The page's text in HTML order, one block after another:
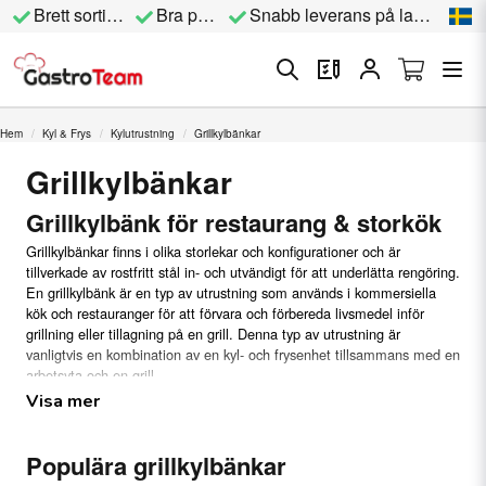
Brett sortiment Bra priser Snabb leverans på lagervara
Hem Kyl & Frys Kylutrustning Grillkylbänkar
Grillkylbänkar
Grillkylbänk för restaurang & storkök
Grillkylbänkar finns i olika storlekar och konfigurationer och är
tillverkade av rostfritt stål in- och utvändigt för att underlätta rengöring.
En grillkylbänk är en typ av utrustning som används i kommersiella
kök och restauranger för att förvara och förbereda livsmedel inför
grillning eller tillagning på en grill. Denna typ av utrustning är
vanligtvis en kombination av en kyl- och frysenhet tillsammans med en
arbetsyta och en grill.
Visa mer
Populära grillkylbänkar